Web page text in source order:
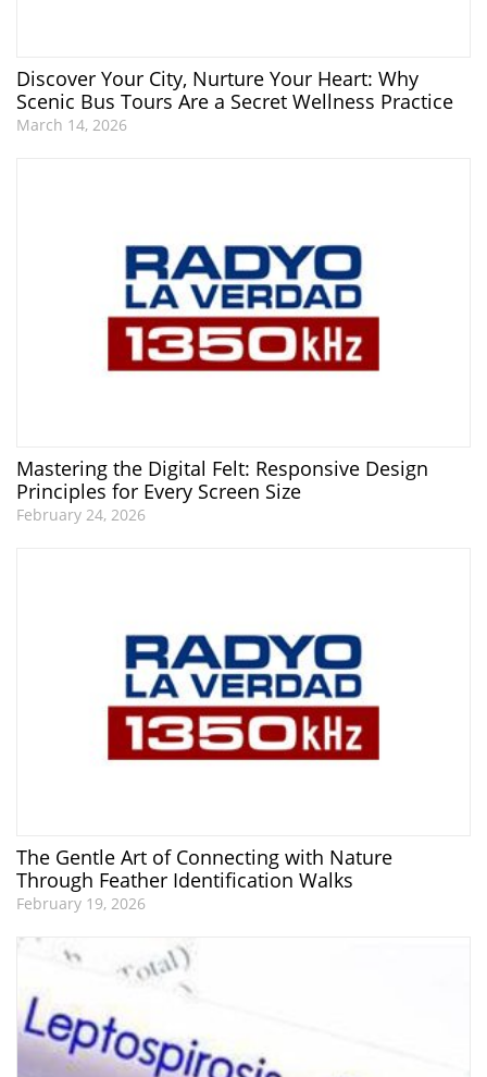
Discover Your City, Nurture Your Heart: Why
Scenic Bus Tours Are a Secret Wellness Practice
March 14, 2026
Mastering the Digital Felt: Responsive Design
Principles for Every Screen Size
February 24, 2026
The Gentle Art of Connecting with Nature
Through Feather Identification Walks
February 19, 2026